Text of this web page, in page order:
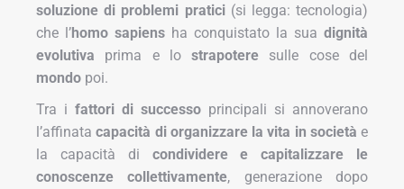
soluzione di problemi pratici(si legga: tecnologia)
che l’homo sapiens ha conquistato la sua dignità
evolutiva prima e lostrapotere sulle cose del
mondo poi.
Tra i fattori di successo principali si annoverano
l’affinatacapacità di organizzare la vita in società e
la capacità di condividere e capitalizzare le
conoscenze collettivamente, generazione dopo